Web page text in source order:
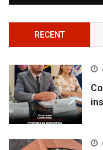
RECENT